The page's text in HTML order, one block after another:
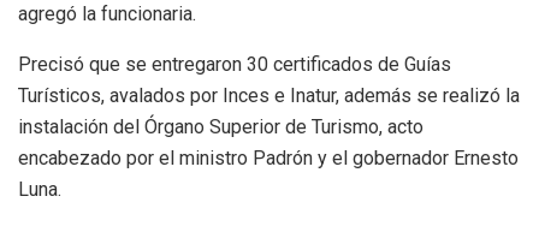
agregó la funcionaria.
Precisó que se entregaron 30 certificados de Guías
Turísticos, avalados por Inces e Inatur, además se realizó la
instalación del Órgano Superior de Turismo, acto
encabezado por el ministro Padrón y el gobernador Ernesto
Luna.